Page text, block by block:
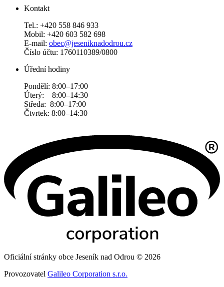
Kontakt
Tel.: +420 558 846 933
Mobil: +420 603 582 698
E-mail: obec@jeseniknadodrou.cz
Číslo účtu: 1760110389/0800
Úřední hodiny
Pondělí: 8:00–17:00
Úterý: 8:00–14:30
Středa: 8:00–17:00
Čtvrtek: 8:00–14:30
Oficiální stránky obce Jeseník nad Odrou © 2026
Provozovatel Galileo Corporation s.r.o.